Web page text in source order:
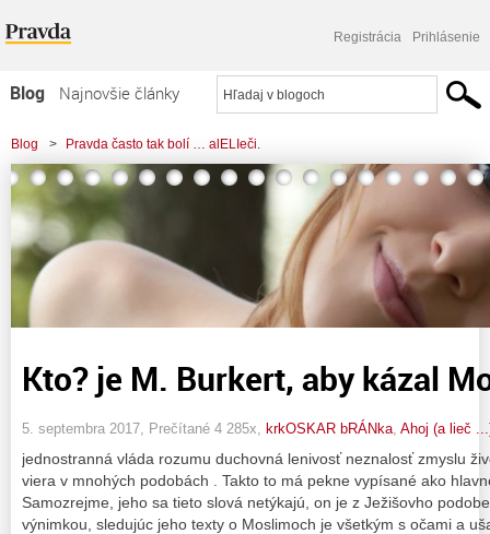
Registrácia Prihlásenie
Blog
Najnovšie články
Najčítanejšie články
Najkomentovanejšie články
Zoznam blogov
Komerčné blogy
Blog > Pravda často tak bolí … alELIeči.
Kto? je M. Burkert, aby kázal
5. septembra 2017, Prečítané 4 285x, krkOSKAR bRÁNka Ahoj (a lieč
jednostranná vláda rozumu duchovná lenivosť neznalosť zmyslu
viera v mnohých podobách . Takto to má pekne vypísané ako
Samozrejme, jeho sa tieto slová netýkajú, on je z Ježišovho
výnimkou, sledujúc jeho texty o Moslimoch je všetkým s očami a